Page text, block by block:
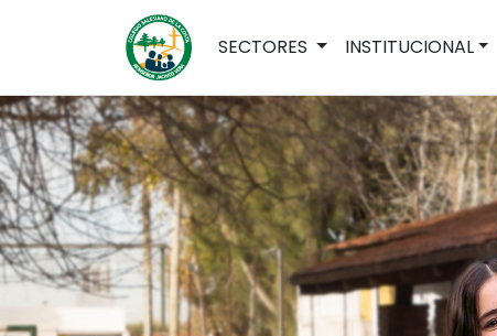
SECTORES INSTITUCIONAL